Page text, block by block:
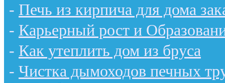
- Печь из кирпича для дома
- Карьерный рост и
- Как утеплить дом из бруса
- Чистка дымоходов печных